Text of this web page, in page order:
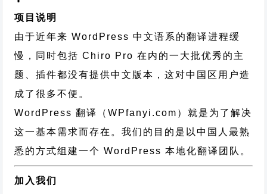
项目说明
由于近年来 WordPress 中文语系的翻译进程缓
慢，同时包括 Chiro Pro 在内的一大批优秀的主
题、插件都没有提供中文版本，这对中国区用户造
成了很多不便。
WordPress 翻译（WPfanyi.com） 就是为了解决
这一基本需求而存在。我们的目的是以中国人最熟
悉的方式组建一个 WordPress 本地化翻译团队。
加入我们